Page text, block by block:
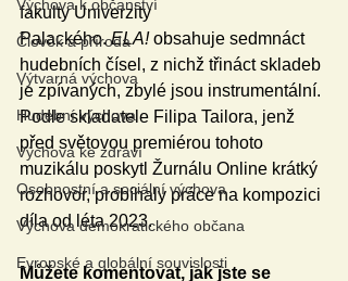
Výchova k občanství
Člověk a příroda
Výtvarná výchova
Hudební výchova
Výchova ke zdraví
Osobnostní a sociální výchova
Výchova demokratického občana
Evropské a globální souvislosti
fakulty Univerzity
Palackého. ELA! obsahuje sedmnáct
hudebních čísel, z nichž třináct skladeb
je zpívaných, zbylé jsou instrumentální.
Podle skladatele Filipa Tailora, jenž
před světovou premiérou tohoto
muzikálu poskytl Žurnálu Online krátký
rozhovor, probíhaly práce na kompozici
díla od léta 2023.
Můžete komentovat, jak jste se